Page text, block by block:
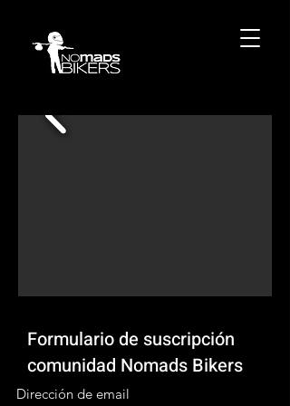
Formulario de suscripción
comunidad Nomads Bikers